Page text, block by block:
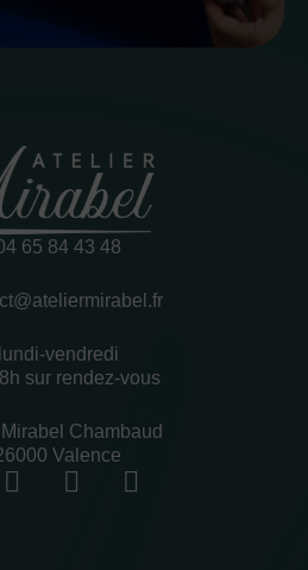
65 84 43 48
lundi-vendredi
sur rendez-vous
Chambaud
Valence